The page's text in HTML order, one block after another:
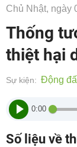
Chủ Nhật, ngày
Thống
thiệt hại
Sự kiện: Động
0:00
Số liệu về